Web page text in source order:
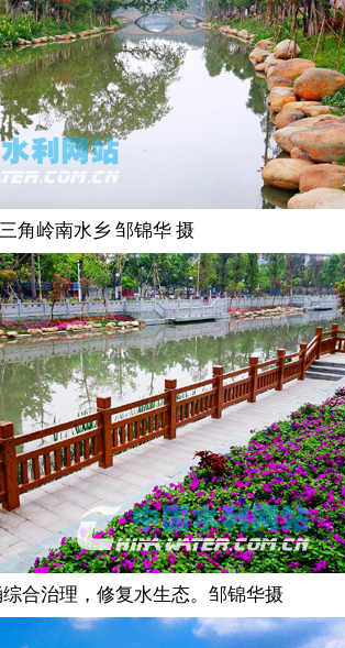
角岭南水乡 邹锦华 摄
合治理，修复水生态。邹锦华摄